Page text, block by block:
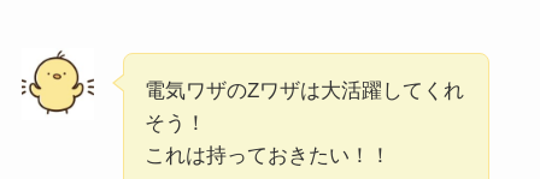
電気ワザのZワザは大活躍してくれ
そう！
これは持っておきたい！！